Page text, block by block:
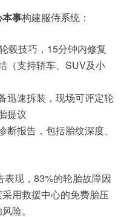
事构建服侍系统：
毂技巧，15分钟内修复
（支持轿车、SUV及小
迅速拆装，现场可评定轮
提议
断报告，包括胎纹深度、
表现，83%的轮胎故障因
用救援中心的免费胎压
险。